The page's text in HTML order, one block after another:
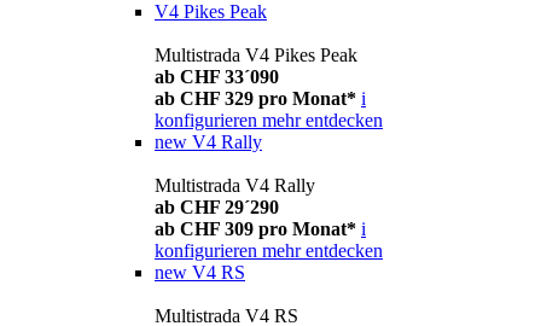
V4 Pikes Peak
Multistrada V4 Pikes Peak
ab CHF 33´090
ab CHF 329 pro Monat* i
konfigurieren mehr entdecken
new V4 Rally
Multistrada V4 Rally
ab CHF 29´290
ab CHF 309 pro Monat* i
konfigurieren mehr entdecken
new V4 RS
Multistrada V4 RS